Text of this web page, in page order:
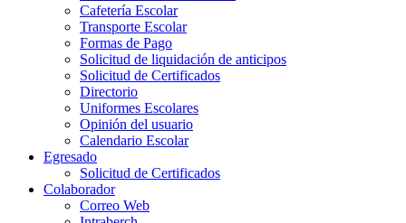
Cafetería Escolar
Transporte Escolar
Formas de Pago
Solicitud de liquidación de anticipos
Solicitud de Certificados
Directorio
Uniformes Escolares
Opinión del usuario
Calendario Escolar
Egresado
Solicitud de Certificados
Colaborador
Correo Web